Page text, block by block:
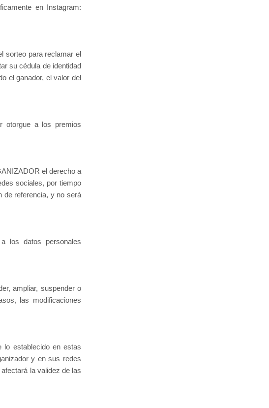
en Instagram:
sorteo para reclamar el
su cédula de identidad
el ganador, el valor del
otorgue a los premios
el derecho a
sociales, por tiempo
de referencia, y no será
los datos personales
ampliar, suspender o
las modificaciones
lo establecido en estas
y en sus redes
la validez de las